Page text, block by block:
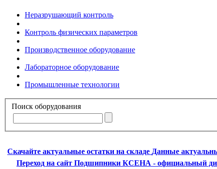
Неразрушающий контроль
Контроль физических параметров
Производственное оборудование
Лабораторное оборудование
Промышленные технологии
Поиск оборудования
Скачайте актуальные остатки на складе Данные
Переход на сайт Подшипники КСЕНА - официальный